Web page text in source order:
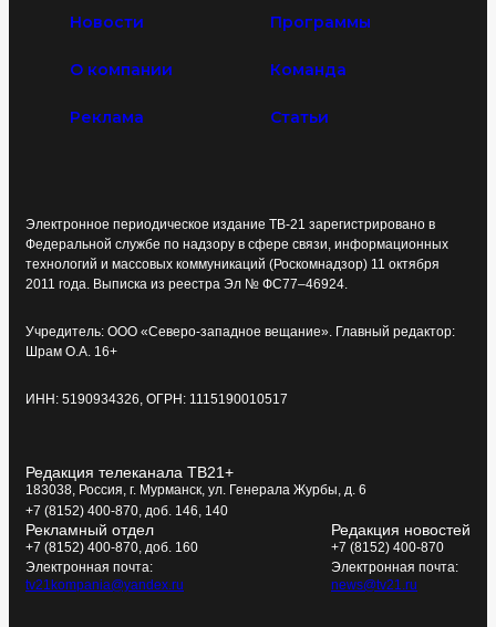
Новости Программы
О компании Команда
Реклама Статьи
Электронное периодическое издание ТВ-21 зарегистрировано в
Федеральной службе по надзору в сфере связи, информационных
технологий и массовых коммуникаций (Роскомнадзор) 11 октября
2011 года. Выписка из реестра Эл № ФС77–46924.
Учредитель: ООО «Северо-западное вещание». Главный редактор:
Шрам О.А. 16+
ИНН: 5190934326, ОГРН: 1115190010517
Редакция телеканала ТВ21+
183038, Россия, г. Мурманск, ул. Генерала Журбы, д. 6
+7 (8152) 400-870, доб. 146, 140
Рекламный отдел
+7 (8152) 400-870, доб. 160
Электронная почта:
tv21kompania@yandex.ru
Редакция новостей
+7 (8152) 400-870
Электронная почта:
news@tv21.ru